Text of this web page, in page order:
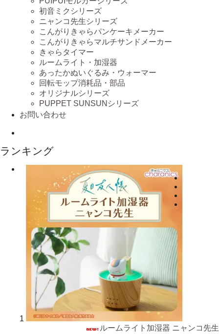
初音ミクシリーズ
ニャンコ先生シリーズ
こんがりきゃらパンケーキメーカー
こんがりきゃらマルチサンドメーカー
きゃらタイマー
ルームライト・加湿器
あったかぬいぐるみ・ウォーマー
回転モップ消耗品・部品
オリジナルシリーズ
PUPPET SUNSUNシリーズ
お問い合わせ
ランキング
1
ルームライト加湿器 ニャンコ先生